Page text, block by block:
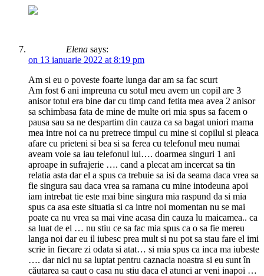
Elena says:
on 13 ianuarie 2022 at 8:19 pm
Am si eu o poveste foarte lunga dar am sa fac scurt
Am fost 6 ani impreuna cu sotul meu avem un copil are 3
anisor totul era bine dar cu timp cand fetita mea avea 2 anisor
sa schimbasa fata de mine de multe ori mia spus sa facem o
pausa sau sa ne despartim din cauza ca sa bagat uniori mama
mea intre noi ca nu pretrece timpul cu mine si copilul si pleaca
afare cu prieteni si bea si sa ferea cu telefonul meu numai
aveam voie sa iau telefonul lui…. doarmea singuri 1 ani
aproape in sufrajerie …. cand a plecat am incercat sa tin
relatia asta dar el a spus ca trebuie sa isi da seama daca vrea sa
fie singura sau daca vrea sa ramana cu mine intodeuna apoi
iam intrebat tie este mai bine singura mia raspund da si mia
spus ca asa este situatia si ca intre noi momentan nu se mai
poate ca nu vrea sa mai vine acasa din cauza lu maicamea.. ca
sa luat de el … nu stiu ce sa fac mia spus ca o sa fie mereu
langa noi dar eu il iubesc prea mult si nu pot sa stau fare el imi
scrie in fiecare zi odata si atat… si mia spus ca inca ma iubeste
…. dar nici nu sa luptat pentru caznacia noastra si eu sunt în
căutarea sa caut o casa nu stiu daca el atunci ar veni inapoi …